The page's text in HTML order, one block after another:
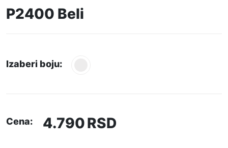
P2400 Beli
Izaberi boju:
Cena: 4.790RSD